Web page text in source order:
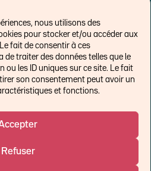
nous utilisons des
pour stocker et/ou accéder aux
fait de consentir à ces
traiter des données telles que le
les ID uniques sur ce site. Le fait
son consentement peut avoir un
et fonctions.
Refuser
EXTERNES
pour Forbes
Think tank
centrales
de cookies (UE)